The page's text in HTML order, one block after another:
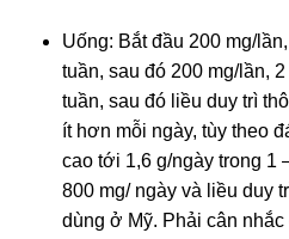
Uống: Bắt đầu 200 mg/
tuần, sau đó 200 mg/lần,
tuần, sau đó liều duy trì
ít hơn mỗi ngày, tùy theo
cao tới 1,6 g/ngày trong 1
800 mg/ ngày và liều duy
dùng ở Mỹ. Phải cân